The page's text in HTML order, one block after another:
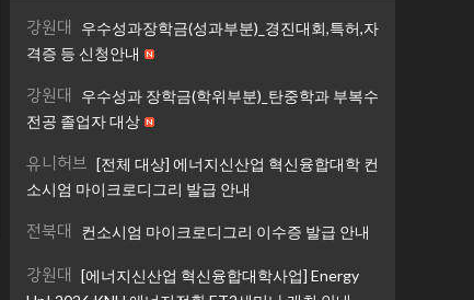
강원대
우수성과장학금(성과부분)_경진대회,특허,자
격증 등 신청안내
강원대
우수성과 장학금(학위부분)_탄중학과 부복수
전공 졸업자 대상
유니허브 [전체 대상] 에너지신산업 혁신융합대학 컨
소시엄 마이크로디그리 발급 안내
전북대 컨소시엄 마이크로디그리 이수증 발급 안내
강원대
[에너지신산업 혁신융합대학사업] Energy